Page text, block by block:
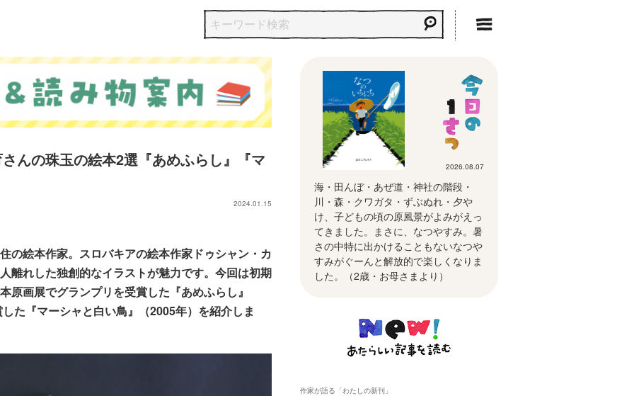
んの珠玉の絵本2選『あめふらし』『マ
2024.01.15
の絵本作家。スロバキアの絵本作家ドゥシャン・カ
離れした独創的なイラストが魅力です。今回は初期
原画展でグランプリを受賞した『あめふらし』
た『マーシャと白い鳥』（2005年）を紹介しま
2026.08.07
海・田んぼ・あぜ道・神社の階段・
川・森・クワガタ・ずぶぬれ・夕や
け、子どもの頃の原風景がよみがえっ
てきました。まさに、なつやすみ。暑
さの中特に出かけることもないなつや
すみがぐーんと解放的で楽しくなりま
した。（2歳・お母さまより）
作家が語る「わたしの新刊」